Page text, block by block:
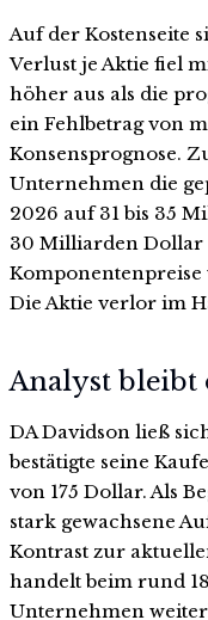
Auf der Kostenseite
Verlust je Aktie fiel
höher aus als die
ein Fehlbetrag von
Konsensprognose.
Unternehmen die
2026 auf 31 bis 35
30 Milliarden Dollar
Komponentenpreise
Die Aktie verlor im
Analyst bleibt
DA Davidson ließ
bestätigte seine
von 175 Dollar. Als
stark gewachsene
Kontrast zur
handelt beim rund
Unternehmen